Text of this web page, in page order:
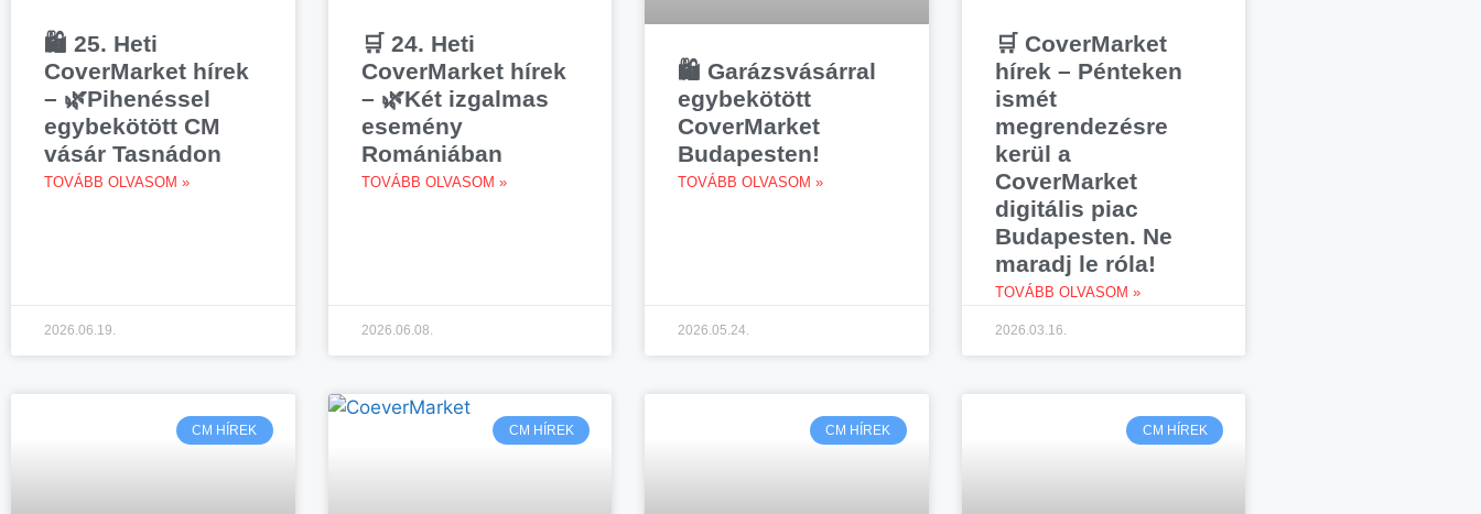
🛍️ 25. Heti
CoverMarket hírek
– 🌿Pihenéssel
egybekötött CM
vásár Tasnádon
TOVÁBB OLVASOM »
2026.06.19.
🛒 24. Heti
CoverMarket hírek
– 🌿Két izgalmas
esemény
Romániában
TOVÁBB OLVASOM »
2026.06.08.
🛍️ Garázsvásárral
egybekötött
CoverMarket
Budapesten!
TOVÁBB OLVASOM »
2026.05.24.
🛒 CoverMarket
hírek – Pénteken
ismét
megrendezésre
kerül a
CoverMarket
digitális piac
Budapesten. Ne
maradj le róla!
TOVÁBB OLVASOM »
2026.03.16.
CM HÍREK CM HÍREK CM HÍREK CM HÍREK